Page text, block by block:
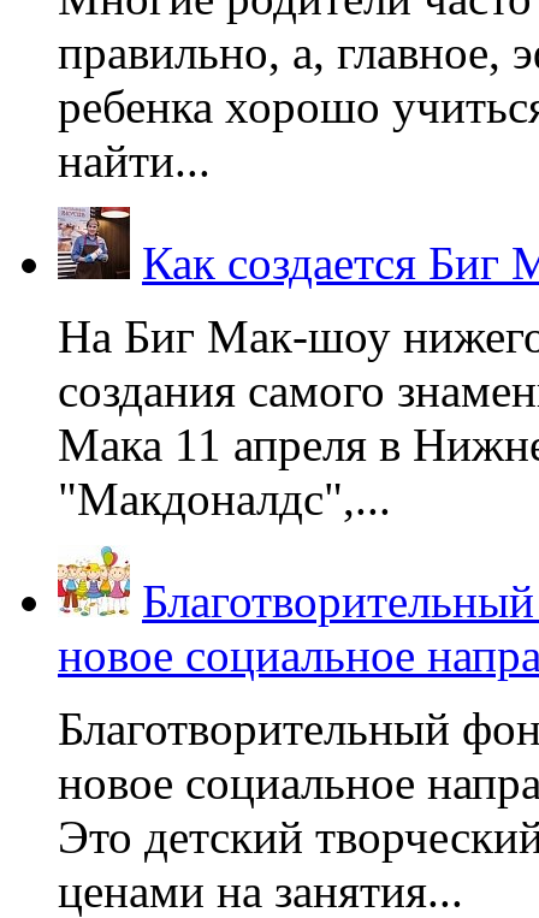
правильно, а, главное,
ребенка хорошо
найти...
Как создается Биг
На Биг Мак-шоу
создания самого
Мака 11 апреля в
"Макдоналдс",...
новое социальное
Благотворительный
новое социальное
Это детский
ценами на занятия...